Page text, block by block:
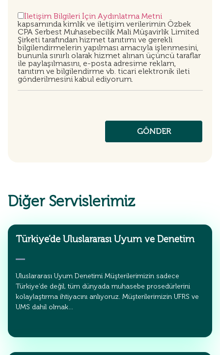
İletişim Bilgileri İçin Aydınlatma Metni
kapsamında kimlik ve iletişim verilerimin Özbek
CPA Serbest Muhasebecilik Mali Müşavirlik Limited
Şirketi tarafından hizmet tanıtımı ve gerekli
bilgilendirmelerin yapılması amacıyla işlenmesini,
bununla sınırlı olarak hizmet alınan üçüncü taraflar
ile paylaşılmasını, e-posta adresime reklam,
tanıtım ve bilgilendirme vb. ticari elektronik ileti
gönderilmesini kabul ediyorum.
Diğer Servislerimiz
Türkiye’de Uluslararası Uyum ve Denetim
Uluslararası Uyum Denetimi Müşterilerimizin sadece
Türkiye’de değil, tüm dünyada muhasebe prosedürlerini
kolaylaştırma ihtiyacını anlıyoruz. Müşterilerimizin UFRS ve
UMS dahil olmak…